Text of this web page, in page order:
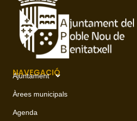
NAVEGACIÓ
Ajuntament
Àrees municipals
Agenda